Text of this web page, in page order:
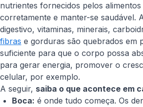
nutrientes fornecidos pelos
corretamente e manter-se saudável.
digestivo, vitaminas, minerais,
fibras e gorduras são quebrados em
suficiente para que o corpo possa
para gerar energia, promover o
celular, por exemplo.
A seguir, saiba o que acontece em
Boca: é onde tudo começa. Os